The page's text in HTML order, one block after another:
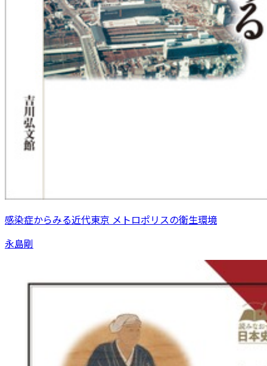
感染症からみる近代東京 メトロポリスの衛生環境
永島剛